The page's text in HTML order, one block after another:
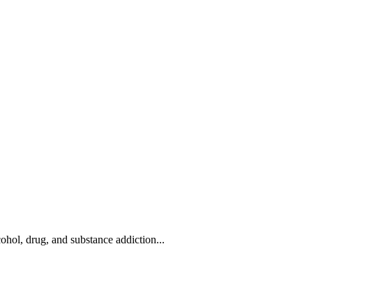
drug, and substance addiction...